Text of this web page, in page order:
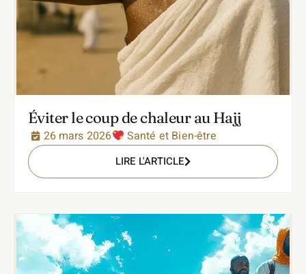
Éviter le coup de chaleur au Hajj
26 mars 2026 Santé et Bien-être
LIRE L'ARTICLE